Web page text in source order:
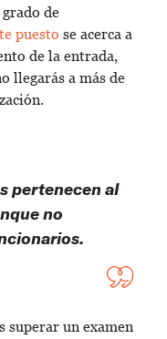
de
puesto se acerca a
de la entrada,
llegarás a más de
pertenecen al
no
superar un examen